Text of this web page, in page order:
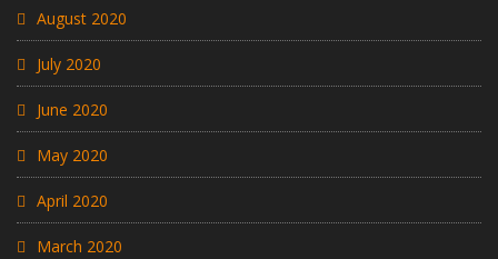
August 2020
July 2020
June 2020
May 2020
April 2020
March 2020